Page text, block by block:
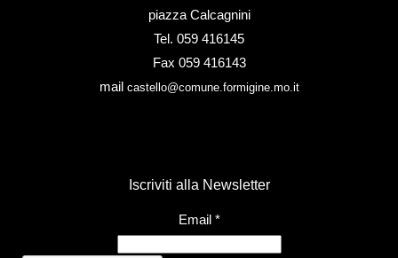
piazza Calcagnini
Tel. 059 416145
Fax 059 416143
mail castello@comune.formigine.mo.it
Iscriviti alla Newsletter
Email *